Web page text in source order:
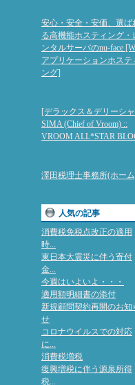
安心・安全・安価、選ば
る高機能ホスティング・
ンタルサーバのnu-face
アプリケーションホステ
ング]
[デラックス＆デリーシ
SIMA (Chief of Vroom) ::
VROOM ALL*STAR
澤田税理士事務所(ホー
人気の記事
消費税免税点改正の適用
時...
東日本大震災に伴う寄付
金...
今週はいよいよ・・・
適用額明細書の添付
新規顧問契約再開のお知
せ
コロナウイルスでの対応
に...
消費税増税
復興増税に伴う源泉所得
税...